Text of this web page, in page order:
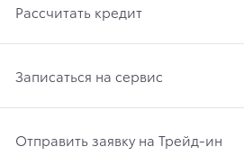
Получить консультацию по кредиту
Отправить заявку на Трейд-ин
Записаться на сервис
Рассчитать кредит
Записаться на сервис
Отправить заявку на Трейд-ин